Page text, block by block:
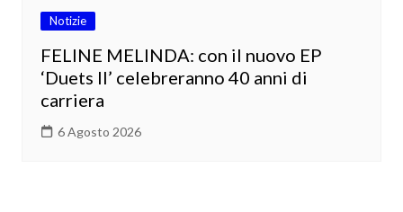
Notizie
FELINE MELINDA: con il nuovo EP
‘Duets II’ celebreranno 40 anni di
carriera
6 Agosto 2026